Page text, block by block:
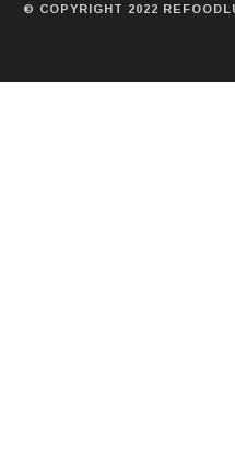
© COPYRIGHT 2022